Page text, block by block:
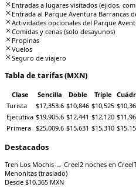
Entradas a lugares visitados (ejidos,
Entrada al Parque Aventura Barrancas
Actividades opcionales del Parque
Comidas y cenas (solo desayunos)
Propinas
Vuelos
Seguro de viajero
Tabla de tarifas (MXN)
Clase Sencilla Doble Triple
Turista
$17,353.6 $10,846 $10,525
Ejecutiva $19,905.6 $12,441 $12,120
Primera $25,009.6 $15,631 $15,310
Destacados
Tren Los Mochis → Creel2 noches en Creel
Menonitas (traslado)
Desde $10,365 MXN